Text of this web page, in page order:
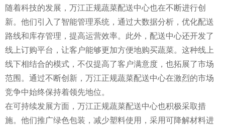
随着科技的发展，万江正规蔬菜配送中心也在不断进行创
新。他们引入了智能管理系统，通过大数据分析，优化配送
路线和库存管理，提高运营效率。此外，配送中心还开发了
线上订购平台，让客户能够更加方便地购买蔬菜。这种线上
线下相结合的模式，不仅提高了客户满意度，也拓展了市场
范围。通过不断创新，万江正规蔬菜配送中心在激烈的市场
竞争中始终保持着领先地位。
在可持续发展方面，万江正规蔬菜配送中心也积极采取措
施。他们推广绿色包装，减少塑料使用，采用可降解材料进